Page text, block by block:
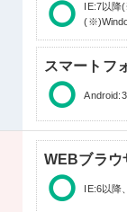
IE:7以降
スマートフ
WEBブラウ
IE:6以降